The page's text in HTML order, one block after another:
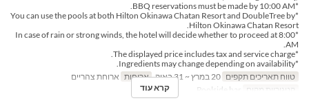
*BBQ reservations must be made by 10:00 AM.
*You can use the pools at both Hilton Okinawa Chatan Resort and DoubleTree by
Hilton Okinawa Chatan Resort.
*In case of rain or strong winds, the hotel will decide whether to proceed at 8:00
AM.
*The displayed price includes tax and service charge.
*Ingredients may change depending on availability.
טווח תאריכים תקפים
ארוחות ארוחת צהריים
קטגוריית מקום
קרא עוד